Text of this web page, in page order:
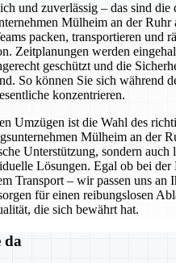
und zuverlässig – das sind die
Mülheim an der Ruhr
packen, transportieren und
Zeitplanungen werden
geschützt und die
So können Sie sich während
konzentrieren.
Umzügen ist die Wahl des
Mülheim an der
Unterstützung, sondern auch
Lösungen. Egal ob bei der
Transport – wir passen uns an
für einen reibungslosen
die sich bewährt hat.
da